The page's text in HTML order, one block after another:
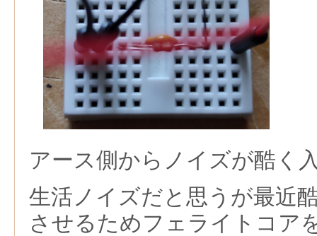
アース側からノイズが酷く
生活ノイズだと思うが最近
させるためフェライトコア